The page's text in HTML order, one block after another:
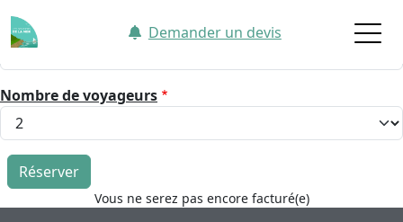
Demander un devis
Sélectionner les dates
Nombre de voyageurs
Vous ne serez pas encore facturé(e)